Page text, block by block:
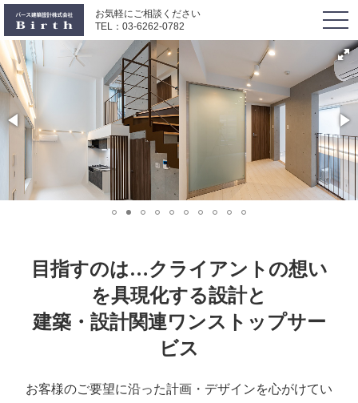
お気軽にご相談ください
TEL： 03-6262-0782
目指すのは…クライアントの想い
を具現化する設計と
建築・設計関連ワンストップサー
ビス
お客様のご要望に沿った計画・デザインを心がけてい